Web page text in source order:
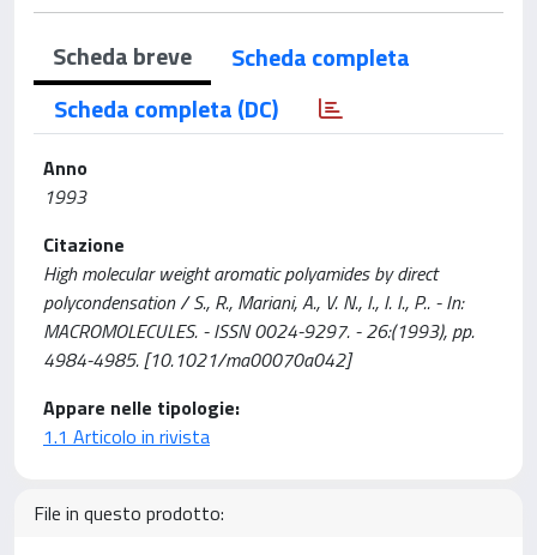
Scheda breve
Scheda completa
Scheda completa (DC)
Anno
1993
Citazione
High molecular weight aromatic polyamides by direct
polycondensation / S., R., Mariani, A., V. N., I., I. I., P.. - In:
MACROMOLECULES. - ISSN 0024-9297. - 26:(1993), pp.
4984-4985. [10.1021/ma00070a042]
Appare nelle tipologie:
1.1 Articolo in rivista
File in questo prodotto: